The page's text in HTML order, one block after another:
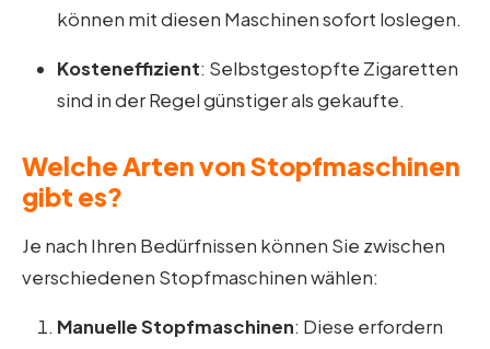
können mit diesen Maschinen sofort loslegen.
Kosteneffizient: Selbstgestopfte Zigaretten
sind in der Regel günstiger als gekaufte.
Welche Arten von Stopfmaschinen
gibt es?
Je nach Ihren Bedürfnissen können Sie zwischen
verschiedenen Stopfmaschinen wählen:
Manuelle Stopfmaschinen: Diese erfordern